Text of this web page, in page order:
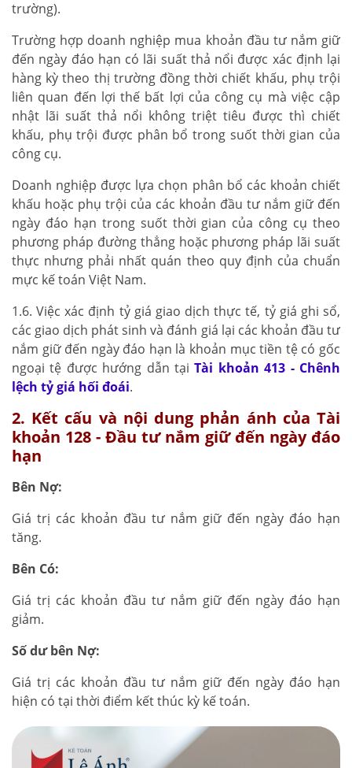
trường).
Trường hợp doanh nghiệp mua khoản đầu tư nắm giữ
đến ngày đáo hạn có lãi suất thả nổi được xác định lại
hàng kỳ theo thị trường đồng thời chiết khấu, phụ trội
liên quan đến lợi thế bất lợi của công cụ mà việc cập
nhật lãi suất thả nổi không triệt tiêu được thì chiết
khấu, phụ trội được phân bổ trong suốt thời gian của
công cụ.
Doanh nghiệp được lựa chọn phân bổ các khoản chiết
khấu hoặc phụ trội của các khoản đầu tư nắm giữ đến
ngày đáo hạn trong suốt thời gian của công cụ theo
phương pháp đường thẳng hoặc phương pháp lãi suất
thực nhưng phải nhất quán theo quy định của chuẩn
mực kế toán Việt Nam.
1.6. Việc xác định tỷ giá giao dịch thực tế, tỷ giá ghi sổ,
các giao dịch phát sinh và đánh giá lại các khoản đầu tư
nắm giữ đến ngày đáo hạn là khoản mục tiền tệ có gốc
ngoại tệ được hướng dẫn tạiTài khoản 413 - Chênh
lệch tỷ giá hối đoái.
2. Kết cấu và nội dung phản ánh của Tài
khoản 128 - Đầu tư nắm giữ đến ngày đáo
hạn
Bên Nợ:
Giá trị các khoản đầu tư nắm giữ đến ngày đáo hạn
tăng.
Bên Có:
Giá trị các khoản đầu tư nắm giữ đến ngày đáo hạn
giảm.
Số dư bên Nợ:
Giá trị các khoản đầu tư nắm giữ đến ngày đáo hạn
hiện có tại thời điểm kết thúc kỳ kế toán.